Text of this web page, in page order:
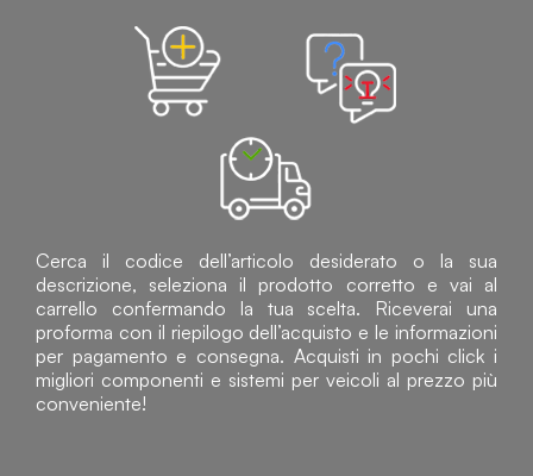
Cerca il codice dell’articolo desiderato o la sua
descrizione, seleziona il prodotto corretto e vai al
carrello confermando la tua scelta. Riceverai una
proforma con il riepilogo dell’acquisto e le informazioni
per pagamento e consegna. Acquisti in pochi click i
migliori componenti e sistemi per veicoli al prezzo più
conveniente!